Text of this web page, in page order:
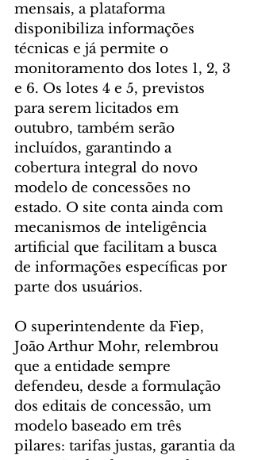
mensais, a plataforma
disponibiliza informações
técnicas e já permite o
monitoramento dos lotes 1, 2, 3
e 6. Os lotes 4 e 5, previstos
para serem licitados em
outubro, também serão
incluídos, garantindo a
cobertura integral do novo
modelo de concessões no
estado. O site conta ainda com
mecanismos de inteligência
artificial que facilitam a busca
de informações específicas por
parte dos usuários.
O superintendente da Fiep,
João Arthur Mohr, relembrou
que a entidade sempre
defendeu, desde a formulação
dos editais de concessão, um
modelo baseado em três
pilares: tarifas justas, garantia da